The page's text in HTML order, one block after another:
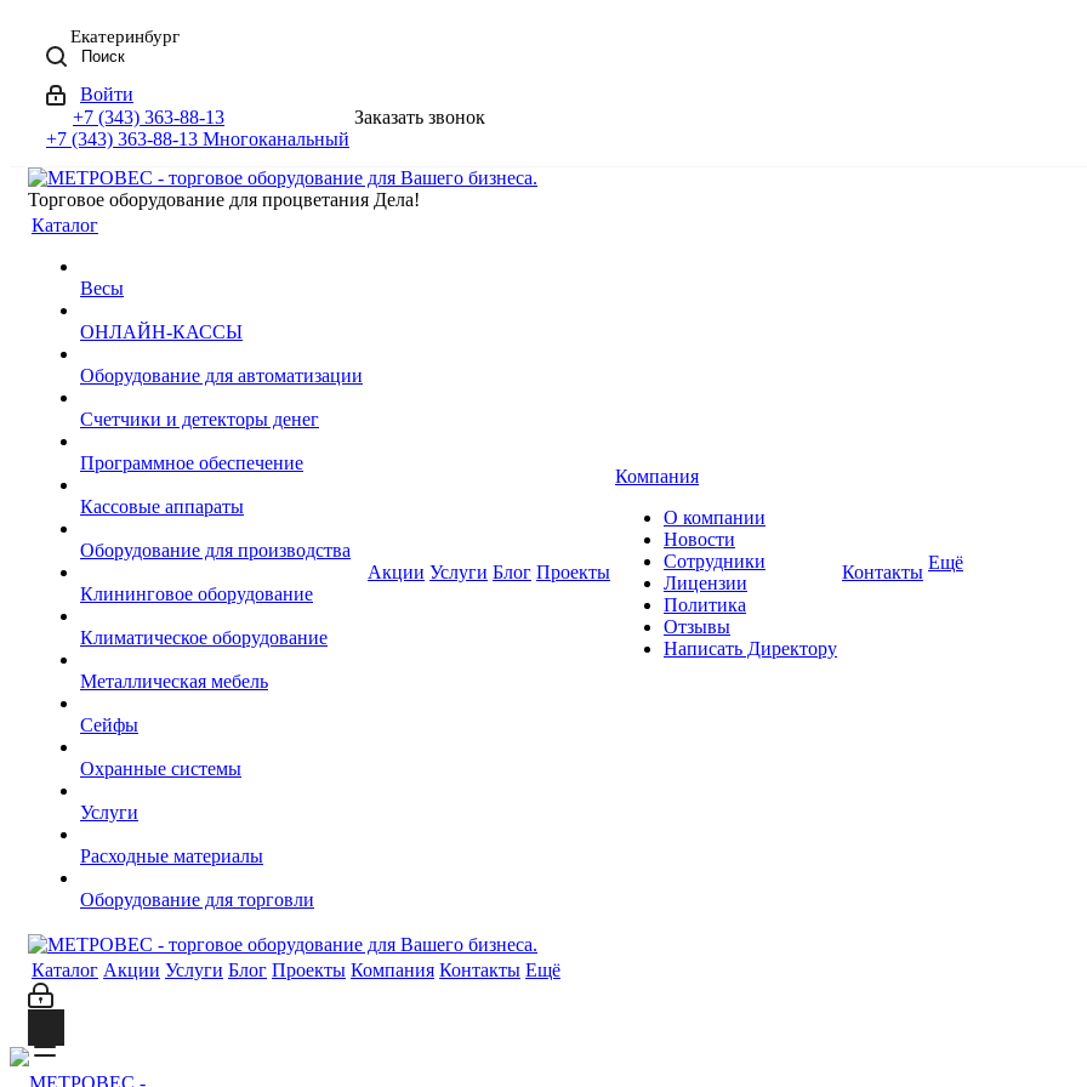
Екатеринбург
Поиск
Войти
+7 (343) 363-88-13
+7 (343) 363-88-13 Многоканальный
Заказать звонок
Торговое оборудование для процветания Дела!
Каталог
Весы
ОНЛАЙН-КАССЫ
Оборудование для автоматизации
Счетчики и детекторы денег
Программное обеспечение
Кассовые аппараты
Оборудование для производства
Клининговое оборудование
Климатическое оборудование
Металлическая мебель
Сейфы
Охранные системы
Услуги
Расходные материалы
Оборудование для торговли
Акции Услуги Блог Проекты
Компания
О компании
Новости
Сотрудники
Лицензии
Политика
Отзывы
Написать Директору
Контакты Ещё
Каталог Акции Услуги Блог Проекты Компания Контакты Ещё